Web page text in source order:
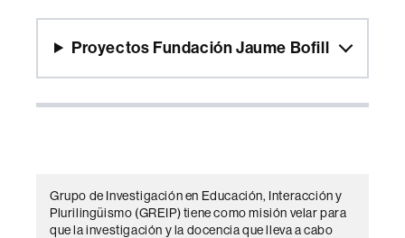
Proyectos Fundación Jaume Bofill
Grupo de Investigación en Educación, Interacción y
Plurilingüismo (GREIP) tiene como misión velar para
que la investigación y la docencia que lleva a cabo